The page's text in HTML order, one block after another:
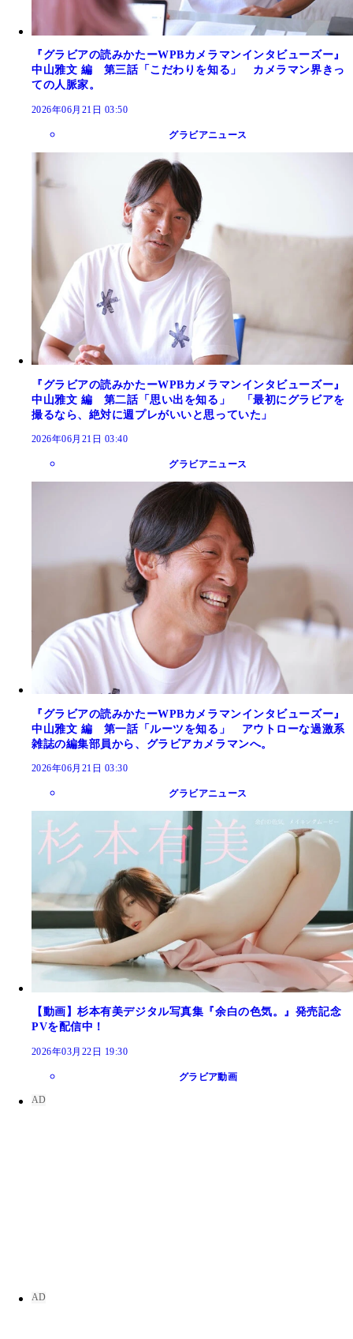
『グラビアの読みかたーWPBカメラマンインタビューズー』
中山雅文 編 第三話「こだわりを知る」 カメラマン界きっ
ての人脈家。
2026年06月21日 03:50
グラビアニュース
『グラビアの読みかたーWPBカメラマンインタビューズー』
中山雅文 編 第二話「思い出を知る」 「最初にグラビアを
撮るなら、絶対に週プレがいいと思っていた」
2026年06月21日 03:40
グラビアニュース
『グラビアの読みかたーWPBカメラマンインタビューズー』
中山雅文 編 第一話「ルーツを知る」 アウトローな過激系
雑誌の編集部員から、グラビアカメラマンへ。
2026年06月21日 03:30
グラビアニュース
【動画】杉本有美デジタル写真集『余白の色気。』発売記念
PVを配信中！
2026年03月22日 19:30
グラビア動画